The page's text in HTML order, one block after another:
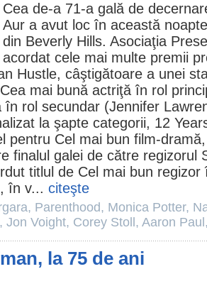
Cea de-a 71-a gală de
Aur a avut loc în această
din Beverly Hills. Asociaţia
acordat cele mai multe premii
Hustle, câştigătoare a unei
mai bună actriţă în rol
în rol secundar (Jennifer
la şapte categorii, 12
pentru Cel mai bun film-
finalul galei de către regizorul
titlul de Cel mai bun
în v... citeşte
, Parenthood, Monica Potter,
, Jon Voight, Corey Stoll , Aaron Paul
la 75 de ani